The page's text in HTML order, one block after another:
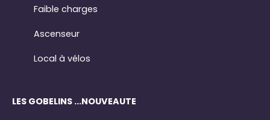
Faible charges
Ascenseur
Local à vélos
LES GOBELINS ...NOUVEAUTE